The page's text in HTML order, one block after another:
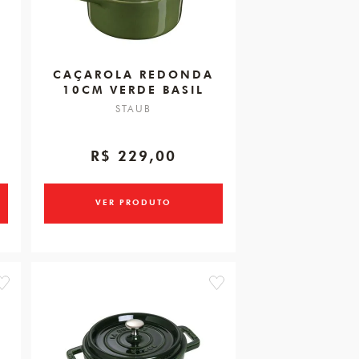
CAÇAROLA REDONDA
10CM VERDE BASIL
STAUB
R$ 229,00
VER PRODUTO
favorite favorite